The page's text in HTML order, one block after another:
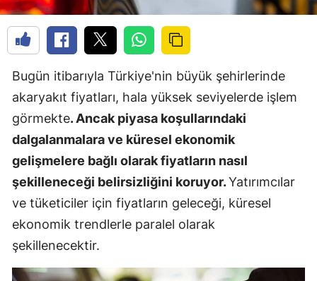
Bugün itibarıyla Türkiye'nin büyük şehirlerinde
akaryakıt fiyatları, hala yüksek seviyelerde işlem
görmekte. Ancak piyasa koşullarındaki
dalgalanmalara ve küresel ekonomik
gelişmelere bağlı olarak fiyatların nasıl
şekilleneceği belirsizliğini koruyor.Yatırımcılar
ve tüketiciler için fiyatların geleceği, küresel
ekonomik trendlerle paralel olarak
şekillenecektir.